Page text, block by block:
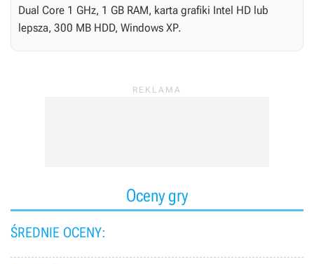
Dual Core 1 GHz, 1 GB RAM, karta grafiki Intel HD lub
lepsza, 300 MB HDD, Windows XP.
Oceny gry
ŚREDNIE OCENY: